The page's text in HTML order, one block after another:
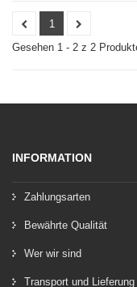
1
Gesehen 1 - 2 z 2
INFORMATION
Zahlungsarten
Bewährte Qualität
Wer wir sind
Transport und